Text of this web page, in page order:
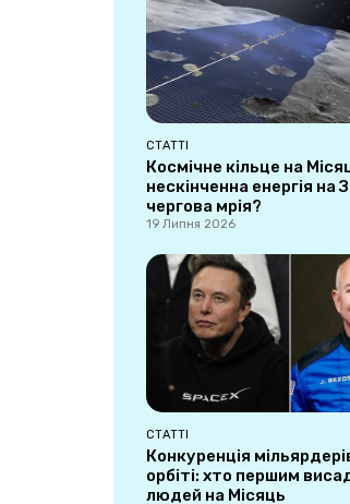
СТАТТІ
Космічне кільце на
нескінченна енергія на
чергова мрія?
19 Липня 2026
СТАТТІ
Конкуренція
орбіті: хто першим
людей на Місяць